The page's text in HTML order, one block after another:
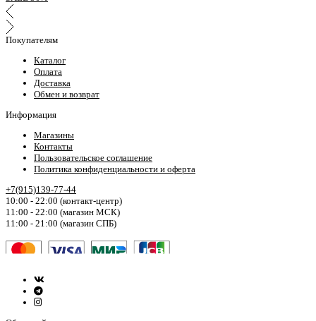
Покупателям
Каталог
Оплата
Доставка
Обмен и возврат
Информация
Магазины
Контакты
Пользовательское соглашение
Политика конфиденциальности и оферта
+7(915)139-77-44
10:00 - 22:00 (контакт-центр)
11:00 - 22:00 (магазин МСК)
11:00 - 21:00 (магазин СПБ)